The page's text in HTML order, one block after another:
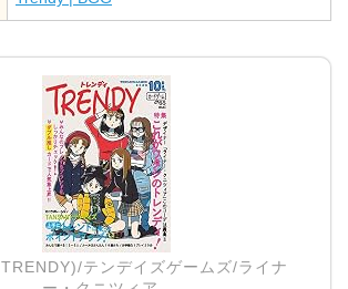
テンデイズゲームズ/ライナ